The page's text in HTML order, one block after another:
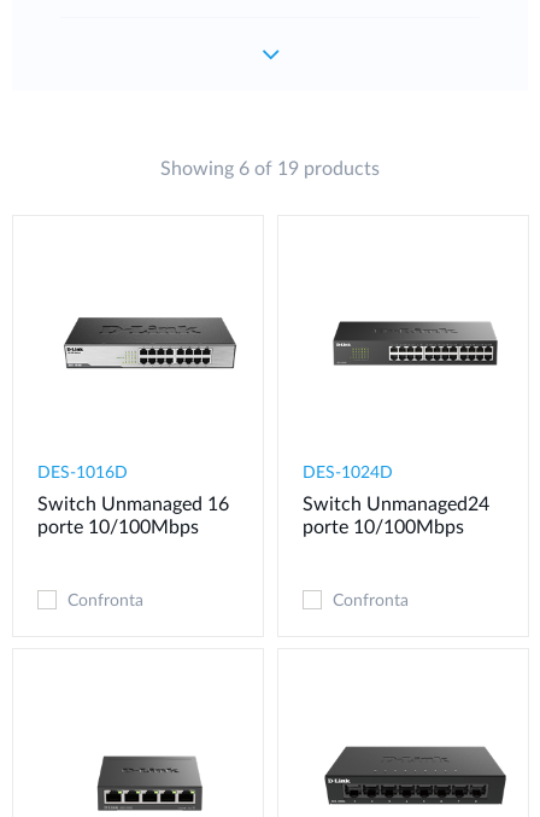
Showing 6 of 19 products
DES-1016D
Switch Unmanaged 16
porte 10/100Mbps
Confronta
DES-1024D
Switch Unmanaged24
porte 10/100Mbps
Confronta